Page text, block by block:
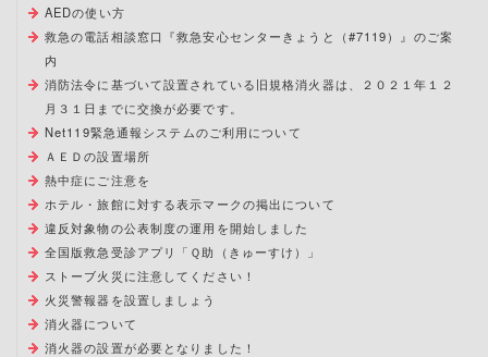
AEDの使い方
救急の電話相談窓口『救急安心センターきょうと（#7119）』のご案
内
消防法令に基づいて設置されている旧規格消火器は、２０２１年１２
月３１日までに交換が必要です。
Net119緊急通報システムのご利用について
ＡＥＤの設置場所
熱中症にご注意を
ホテル・旅館に対する表示マークの掲出について
違反対象物の公表制度の運用を開始しました
全国版救急受診アプリ「Ｑ助（きゅーすけ）」
ストーブ火災に注意してください！
火災警報器を設置しましょう
消火器について
消火器の設置が必要となりました！